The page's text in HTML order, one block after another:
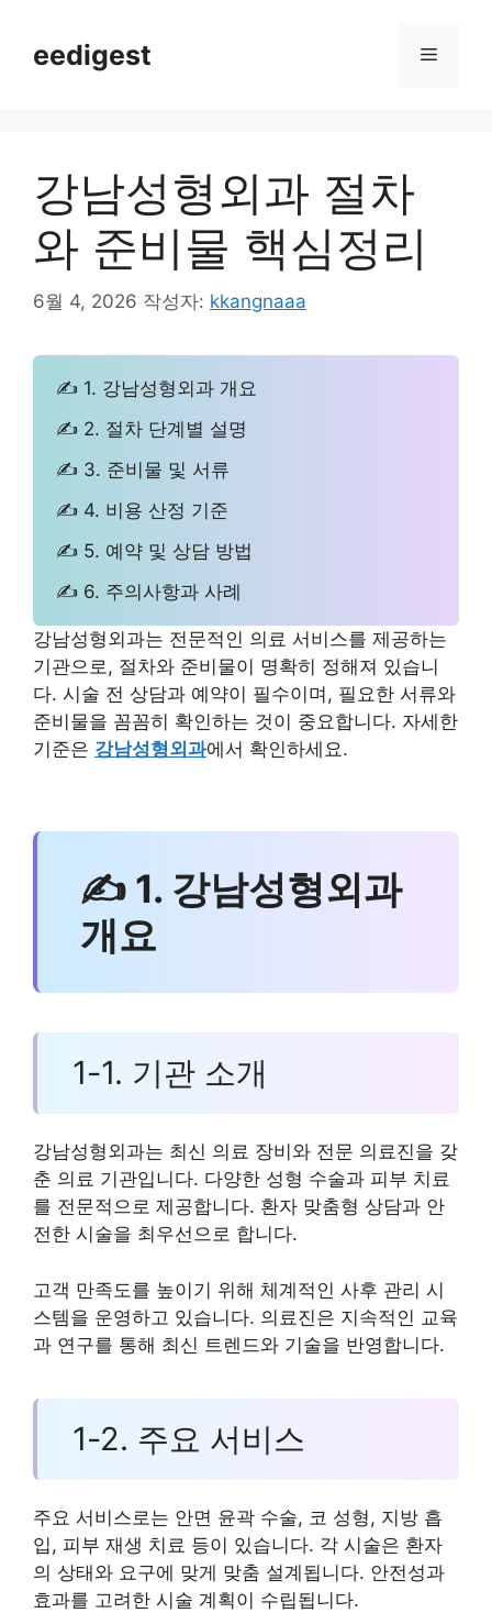
eedigest 메
강남성형외과 절차
와 준비물 핵심정리
6월 4, 2026 작성자: kkangnaaa
✍ 1. 강남성형외과 개요
✍ 2. 절차 단계별 설명
✍ 3. 준비물 및 서류
✍ 4. 비용 산정 기준
✍ 5. 예약 및 상담 방법
✍ 6. 주의사항과 사례
강남성형외과는 전문적인 의료 서비스를 제공하는
기관으로, 절차와 준비물이 명확히 정해져 있습니
다. 시술 전 상담과 예약이 필수이며, 필요한 서류와
준비물을 꼼꼼히 확인하는 것이 중요합니다. 자세한
기준은 강남성형외과에서 확인하세요.
✍ 1. 강남성형외과
개요
1-1. 기관 소개
강남성형외과는 최신 의료 장비와 전문 의료진을 갖
춘 의료 기관입니다. 다양한 성형 수술과 피부 치료
를 전문적으로 제공합니다. 환자 맞춤형 상담과 안
전한 시술을 최우선으로 합니다.
고객 만족도를 높이기 위해 체계적인 사후 관리 시
스템을 운영하고 있습니다. 의료진은 지속적인 교육
과 연구를 통해 최신 트렌드와 기술을 반영합니다.
1-2. 주요 서비스
주요 서비스로는 안면 윤곽 수술, 코 성형, 지방 흡
입, 피부 재생 치료 등이 있습니다. 각 시술은 환자
의 상태와 요구에 맞게 맞춤 설계됩니다. 안전성과
효과를 고려한 시술 계획이 수립됩니다.